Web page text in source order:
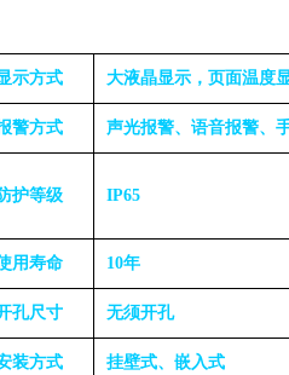
示方式 大液晶显示，页面温度
警方式 声光报警、语音报警、
护等级 IP65
用寿命 10年
孔尺寸 无须开孔
装方式 挂壁式、嵌入式